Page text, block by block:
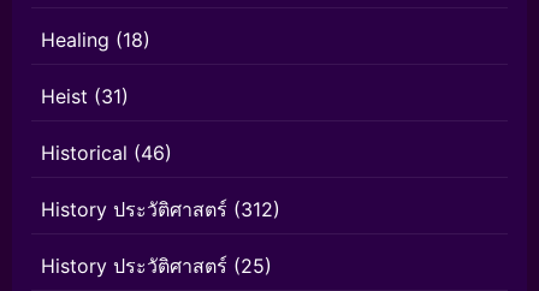
Healing (18)
Heist (31)
Historical (46)
History ประวัติศาสตร์ (312)
History ประวัติศาสตร์ (25)